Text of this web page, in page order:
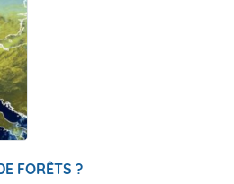
FORÊTS ?